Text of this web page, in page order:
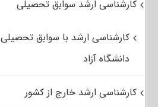
کارشناسی ارشد سوابق تحصیلی
کارشناسی ارشد با سوابق تحصیلی
دانشگاه آزاد
کارشناسی ارشد خارج از کشور